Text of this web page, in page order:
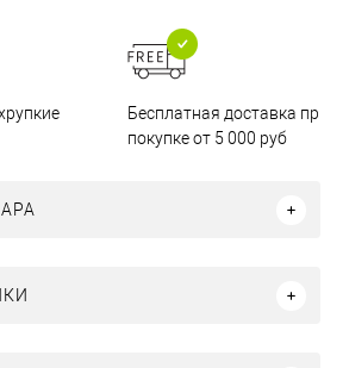
Бесплатная доставка при
покупке от 5 000 руб